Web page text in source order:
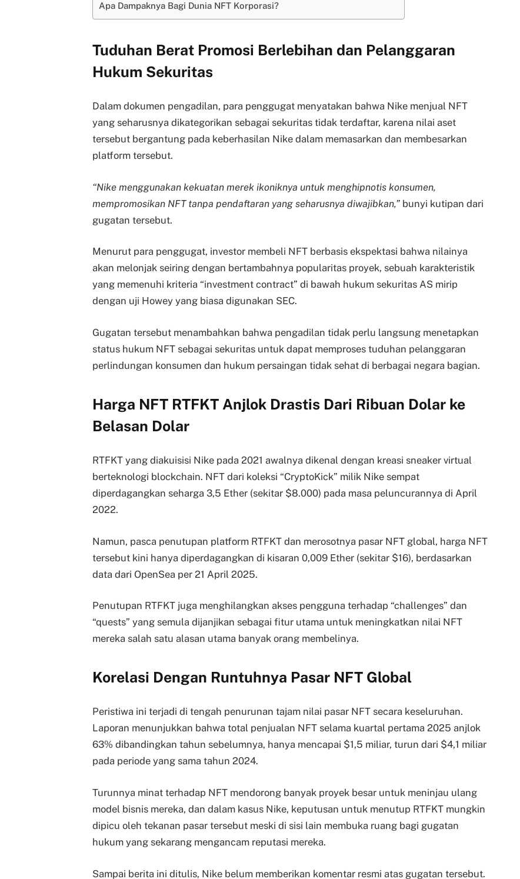
Apa Dampaknya Bagi Dunia NFT Korporasi?
Tuduhan Berat Promosi Berlebihan dan Pelanggaran
Hukum Sekuritas
Dalam dokumen pengadilan, para penggugat menyatakan bahwa Nike menjual NFT
yang seharusnya dikategorikan sebagai sekuritas tidak terdaftar, karena nilai aset
tersebut bergantung pada keberhasilan Nike dalam memasarkan dan membesarkan
platform tersebut.
“Nike menggunakan kekuatan merek ikoniknya untuk menghipnotis konsumen,
mempromosikan NFT tanpa pendaftaran yang seharusnya diwajibkan,” bunyi kutipan dari
gugatan tersebut.
Menurut para penggugat, investor membeli NFT berbasis ekspektasi bahwa nilainya
akan melonjak seiring dengan bertambahnya popularitas proyek, sebuah karakteristik
yang memenuhi kriteria “investment contract” di bawah hukum sekuritas AS mirip
dengan uji Howey yang biasa digunakan SEC.
Gugatan tersebut menambahkan bahwa pengadilan tidak perlu langsung menetapkan
status hukum NFT sebagai sekuritas untuk dapat memproses tuduhan pelanggaran
perlindungan konsumen dan hukum persaingan tidak sehat di berbagai negara bagian.
Harga NFT RTFKT Anjlok Drastis Dari Ribuan Dolar ke
Belasan Dolar
RTFKT yang diakuisisi Nike pada 2021 awalnya dikenal dengan kreasi sneaker virtual
berteknologi blockchain. NFT dari koleksi “CryptoKick” milik Nike sempat
diperdagangkan seharga 3,5 Ether (sekitar $8.000) pada masa peluncurannya di April
2022.
Namun, pasca penutupan platform RTFKT dan merosotnya pasar NFT global, harga NFT
tersebut kini hanya diperdagangkan di kisaran 0,009 Ether (sekitar $16), berdasarkan
data dari OpenSea per 21 April 2025.
Penutupan RTFKT juga menghilangkan akses pengguna terhadap “challenges” dan
“quests” yang semula dijanjikan sebagai fitur utama untuk meningkatkan nilai NFT
mereka salah satu alasan utama banyak orang membelinya.
Korelasi Dengan Runtuhnya Pasar NFT Global
Peristiwa ini terjadi di tengah penurunan tajam nilai pasar NFT secara keseluruhan.
Laporan menunjukkan bahwa total penjualan NFT selama kuartal pertama 2025 anjlok
63% dibandingkan tahun sebelumnya, hanya mencapai $1,5 miliar, turun dari $4,1 miliar
pada periode yang sama tahun 2024.
Turunnya minat terhadap NFT mendorong banyak proyek besar untuk meninjau ulang
model bisnis mereka, dan dalam kasus Nike, keputusan untuk menutup RTFKT mungkin
dipicu oleh tekanan pasar tersebut meski di sisi lain membuka ruang bagi gugatan
hukum yang sekarang mengancam reputasi mereka.
Sampai berita ini ditulis, Nike belum memberikan komentar resmi atas gugatan tersebut.